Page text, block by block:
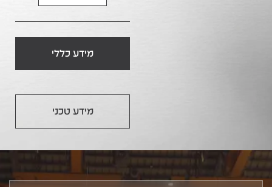
מידע כללי
מידע טכני